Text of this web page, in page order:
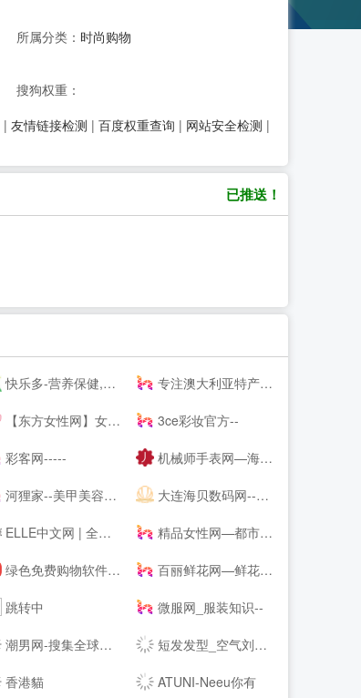
所属分类： 时尚购物
搜狗权重：
| 友情链接检测 | 百度权重查询 | 网站安全检测 |
已推送！
快乐多-营养保健,美容护肤品专业网,打造品质好生活,值得信赖 专注澳大利亚特产和新西兰特产的澳洲中文网 - 0061澳洲制造
【东方女性网】女人我最大做时尚潮女人_时尚潮流女性_时尚女人 3ce彩妆官方--
彩客网----- 机械师手表网—海外自营仓储直邮手表，名表百年品牌文化
河狸家--美甲美容美发美妆，上门服务 大连海贝数码网--集中采购/免费送货/免费报价/免费咨询/优质服务
ELLE中文网 | 全新高端女性-- | ELLE 世界时装之苑杂志-- 精品女性网—都市白领最喜爱的高端女性新媒体平台
绿色免费购物软件下载_折扣应用下载_安卓返利app下载 - 番茄购物网 百丽鲜花网—鲜花速递领先品牌,网上花店提供网上订花、送花服务
跳转中 微服网_服装知识--
潮男网-搜集全球潮牌及球鞋潮流情报「潮牌球鞋综合站」 短发发型_空气刘海_流行发型设计网_美发街
香港貓 ATUNI-Neeu你有